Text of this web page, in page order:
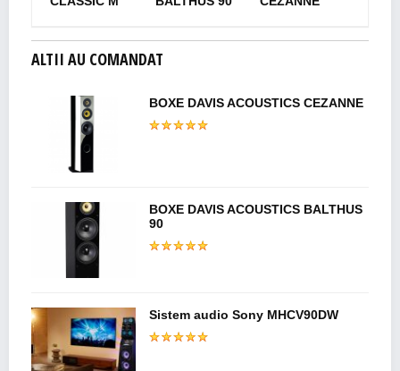
ALTII AU COMANDAT
BOXE DAVIS ACOUSTICS CEZANNE
BOXE DAVIS ACOUSTICS BALTHUS
90
Sistem audio Sony MHCV90DW